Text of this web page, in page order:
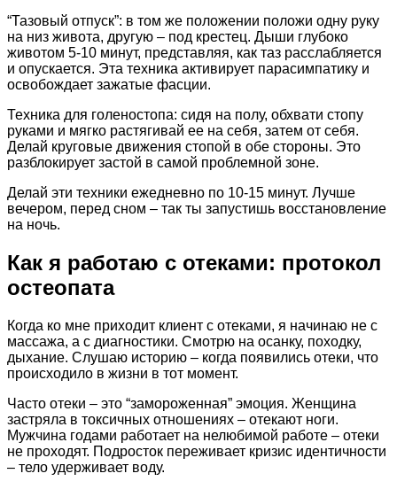
“Тазовый отпуск”: в том же положении положи одну руку
на низ живота, другую – под крестец. Дыши глубоко
животом 5-10 минут, представляя, как таз расслабляется
и опускается. Эта техника активирует парасимпатику и
освобождает зажатые фасции.
Техника для голеностопа: сидя на полу, обхвати стопу
руками и мягко растягивай ее на себя, затем от себя.
Делай круговые движения стопой в обе стороны. Это
разблокирует застой в самой проблемной зоне.
Делай эти техники ежедневно по 10-15 минут. Лучше
вечером, перед сном – так ты запустишь восстановление
на ночь.
Как я работаю с отеками: протокол
остеопата
Когда ко мне приходит клиент с отеками, я начинаю не с
массажа, а с диагностики. Смотрю на осанку, походку,
дыхание. Слушаю историю – когда появились отеки, что
происходило в жизни в тот момент.
Часто отеки – это “замороженная” эмоция. Женщина
застряла в токсичных отношениях – отекают ноги.
Мужчина годами работает на нелюбимой работе – отеки
не проходят. Подросток переживает кризис идентичности
– тело удерживает воду.